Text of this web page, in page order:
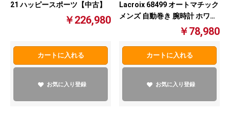
21 ハッピースポーツ【中古】
￥226,980
カートに入れる
お気に入り登録
Lacroix 68499 オートマチック
メンズ 自動巻き 腕時計 ホワイ
￥78,980
カートに入れる
お気に入り登録